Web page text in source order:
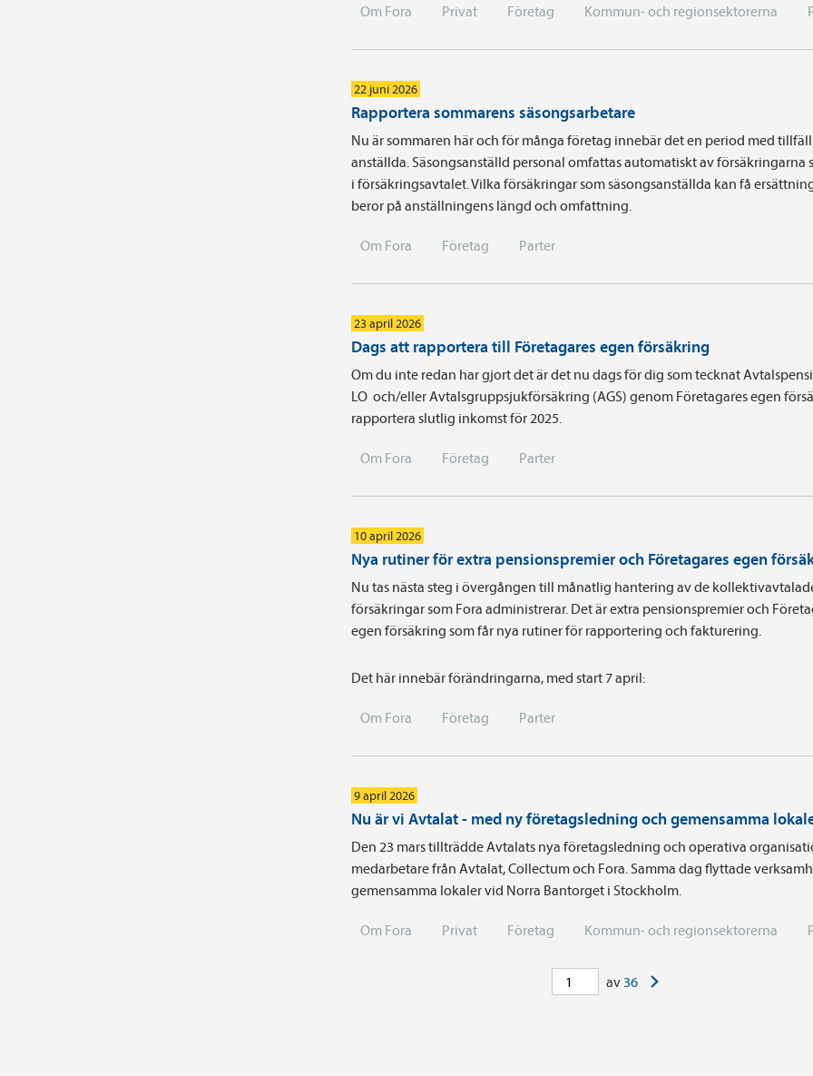
Om Fora Privat Företag Kommun- och regionsektorerna
22 juni 2026
Rapportera sommarens säsongsarbetare
Nu är sommaren här och för många företag innebär det en period med
anställda. Säsongsanställd personal omfattas automatiskt av försäkringarna
i försäkringsavtalet. Vilka försäkringar som säsongsanställda kan få
beror på anställningens längd och omfattning.
Om Fora Företag Parter
23 april 2026
Dags att rapportera till Företagares egen försäkring
Om du inte redan har gjort det är det nu dags för dig som tecknat
LO och/eller Avtalsgruppsjukförsäkring (AGS) genom Företagares egen
rapportera slutlig inkomst för 2025.
Om Fora Företag Parter
10 april 2026
Nya rutiner för extra pensionspremier och Företagares egen
Nu tas nästa steg i övergången till månatlig hantering av de
försäkringar som Fora administrerar. Det är extra pensionspremier och
egen försäkring som får nya rutiner för rapportering och fakturering.
Det här innebär förändringarna, med start 7 april:
Om Fora Företag Parter
9 april 2026
Nu är vi Avtalat - med ny företagsledning och gemensamma
Den 23 mars tillträdde Avtalats nya företagsledning och operativa
medarbetare från Avtalat, Collectum och Fora. Samma dag flyttade
gemensamma lokaler vid Norra Bantorget i Stockholm.
Om Fora Privat Företag Kommun- och regionsektorerna
av 36